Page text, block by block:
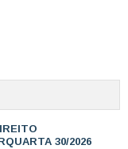
30/2026